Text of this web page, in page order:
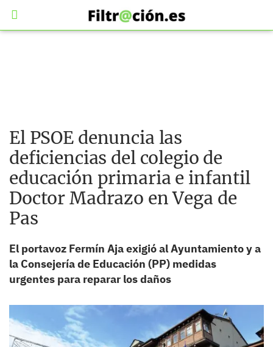
El PSOE denuncia las
deficiencias del colegio de
educación primaria e infantil
Doctor Madrazo en Vega de
Pas
El portavoz Fermín Aja exigió al Ayuntamiento y a
la Consejería de Educación (PP) medidas
urgentes para reparar los daños